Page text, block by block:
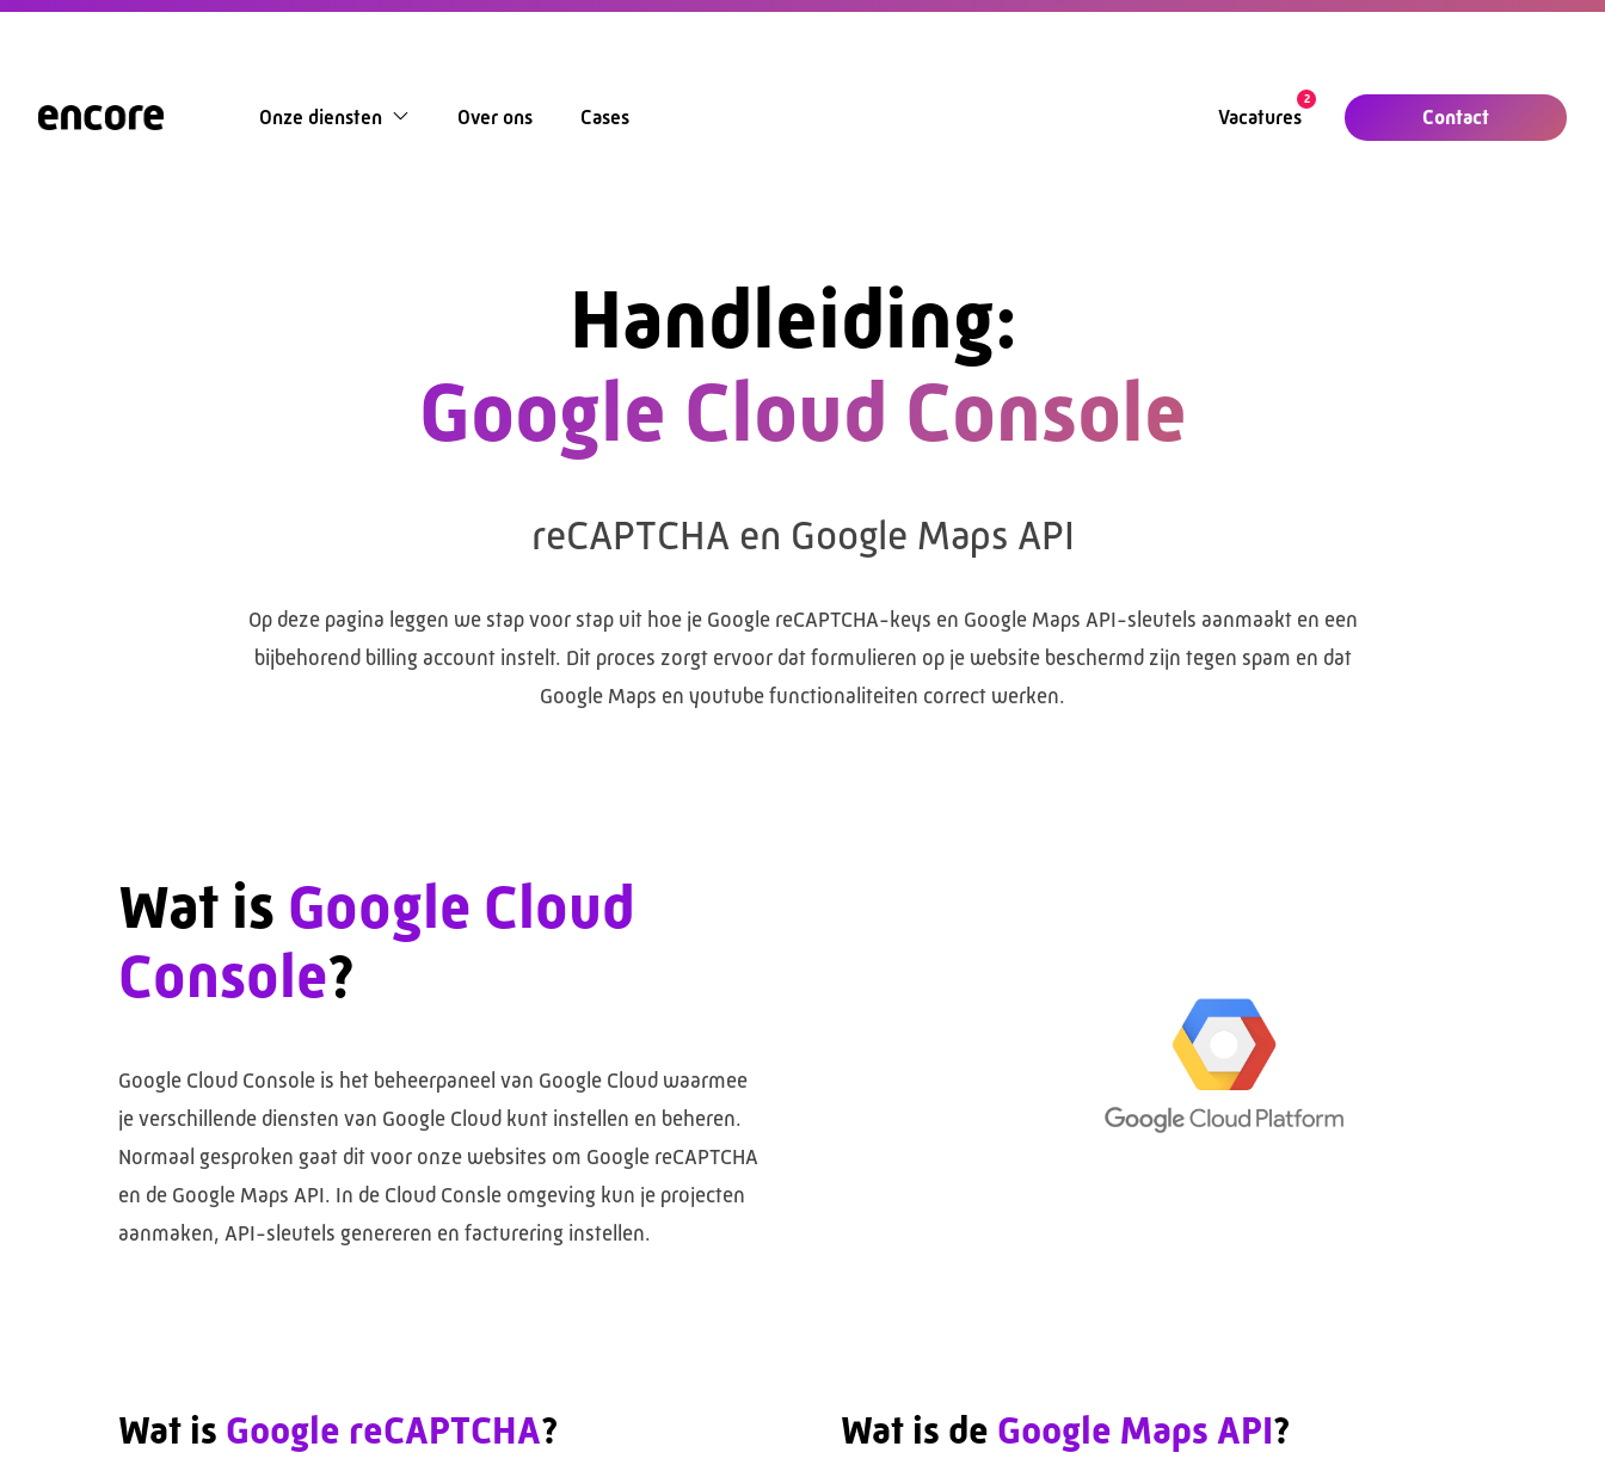
Onze diensten Over ons Cases Vacatures
2
Contact
Handleiding:
Google Cloud Console
reCAPTCHA en Google Maps API
Op deze pagina leggen we stap voor stap uit hoe je Google reCAPTCHA-keys en Google Maps API-sleutels aanmaakt en een
bijbehorend billing account instelt. Dit proces zorgt ervoor dat formulieren op je website beschermd zijn tegen spam en dat
Google Maps en youtube functionaliteiten correct werken.
Wat is Google Cloud
Console?
Google Cloud Console is het beheerpaneel van Google Cloud waarmee
je verschillende diensten van Google Cloud kunt instellen en beheren.
Normaal gesproken gaat dit voor onze websites om Google reCAPTCHA
en de Google Maps API. In de Cloud Consle omgeving kun je projecten
aanmaken, API-sleutels genereren en facturering instellen.
Wat is Google reCAPTCHA? Wat is de Google Maps API?